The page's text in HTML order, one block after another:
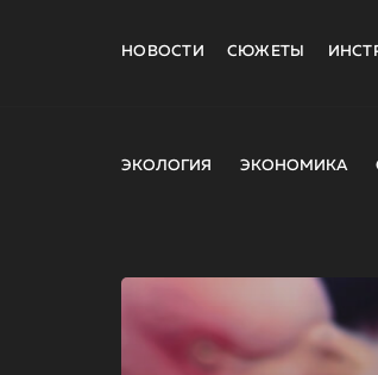
НОВОСТИ СЮЖЕТЫ
ЭКОЛОГИЯ ЭКОНОМИКА